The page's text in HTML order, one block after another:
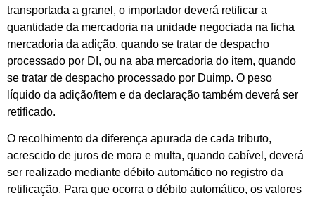
transportada a granel, o importador deverá retificar a
quantidade da mercadoria na unidade negociada na ficha
mercadoria da adição, quando se tratar de despacho
processado por DI, ou na aba mercadoria do item, quando
se tratar de despacho processado por Duimp. O peso
líquido da adição/item e da declaração também deverá ser
retificado.
O recolhimento da diferença apurada de cada tributo,
acrescido de juros de mora e multa, quando cabível, deverá
ser realizado mediante débito automático no registro da
retificação. Para que ocorra o débito automático, os valores